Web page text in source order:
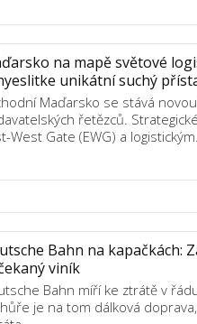
na mapě světové
unikátní suchý
Maďarsko se stává
řetězců.
West Gate (EWG) a logistickým…
Bahn na kapačkách:
viník
Bahn míří ke ztrátě v
je na tom dálková